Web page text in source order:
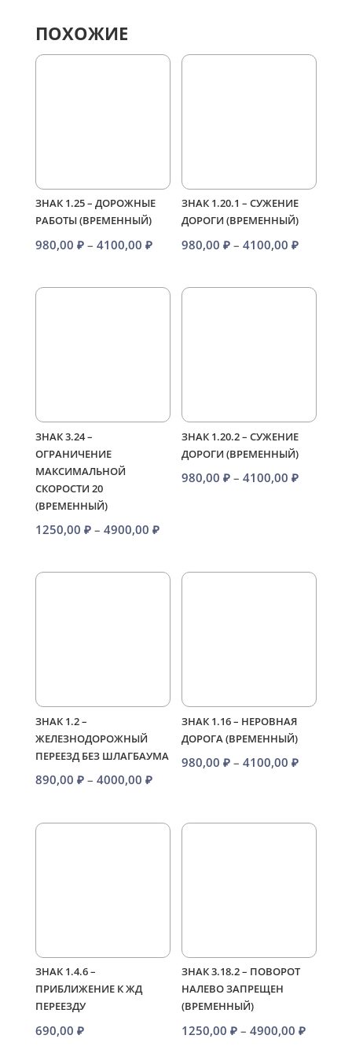
ПОХОЖИЕ
ЗНАК 1.25 – ДОРОЖНЫЕ
РАБОТЫ (ВРЕМЕННЫЙ)
980,00 ₽ – 4100,00 ₽Диапазон
980,00 ₽
ЗНАК 1.20.1 – СУЖЕНИЕ
ДОРОГИ (ВРЕМЕННЫЙ)
980,00₽ – 4100,00₽
980,00 ₽
ЗНАК 3.24 –
ОГРАНИЧЕНИЕ
МАКСИМАЛЬНОЙ
СКОРОСТИ 20
(ВРЕМЕННЫЙ)
1250,00 ₽ – 4900,00 ₽Диапазон
1250,00 ₽
ЗНАК 1.20.2 – СУЖЕНИЕ
ДОРОГИ (ВРЕМЕННЫЙ)
980,00₽ – 4100,00₽
ЗНАК 1.2 –
ЖЕЛЕЗНОДОРОЖНЫЙ
ПЕРЕЕЗД БЕЗ ШЛАГБАУМА
890,00 ₽ – 4000,00 ₽Диапазон
890,00 ₽
ЗНАК 1.16 – НЕРОВНАЯ
ДОРОГА (ВРЕМЕННЫЙ)
980,00₽ – 4100,00₽
–
ЗНАК 1.4.6 –
ПРИБЛИЖЕНИЕ К ЖД
ПЕРЕЕЗДУ
690,00 ₽
ЗНАК 3.18.2 – ПОВОРОТ
НАЛЕВО ЗАПРЕЩЕН
(ВРЕМЕННЫЙ)
1250,00₽ – 4900,00₽